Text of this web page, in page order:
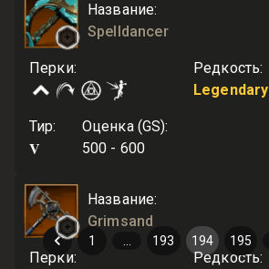
Название:
Spelldancer
Перки: Редкость:
Legendary
Тир:
V
Оценка (GS):
500 - 600
Название:
Grimsand
Перки: Редкость:
1 193 194 195